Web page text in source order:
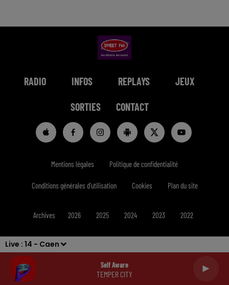
Live : 14 - Caen
Self Aware
TEMPER CITY
RADIO INFOS REPLAYS JEUX
SORTIES CONTACT
Mentions légales Politique de confidentialité
Conditions générales d'utilisation Cookies Plan du site
Archives 2026 2025 2024 2023 2022